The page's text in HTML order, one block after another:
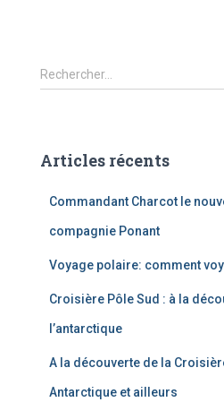
R
e
r
Rechercher…
Articles récents
Commandant Charcot le
compagnie Ponant
Voyage polaire: comment
Croisière Pôle Sud : à la
l’antarctique
A la découverte de la
Antarctique et ailleurs